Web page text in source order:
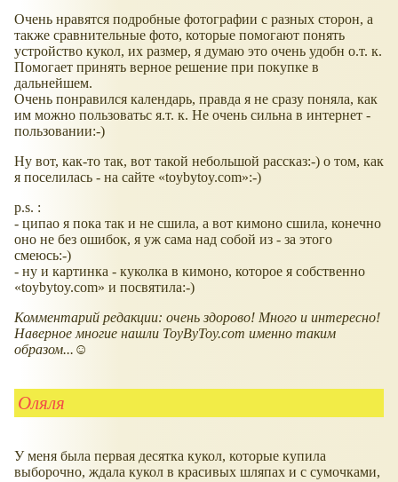
Очень нравятся подробные фотографии с разных сторон, а
также сравнительные фото, которые помогают понять
устройство кукол, их размер, я думаю это очень удобн о.т. к.
Помогает принять верное решение при покупке в
дальнейшем.
Очень понравился календарь, правда я не сразу поняла, как
им можно пользоватьс я.т. к. Не очень сильна в интернет -
пользовании:-)
Ну вот, как-то так, вот такой небольшой рассказ:-) о том, как
я поселилась - на сайте
toybytoy.com :-)
p.s. :
- ципао я пока так и не сшила, а вот кимоно сшила, конечно
оно не без ошибок, я уж сама над собой из - за этого
смеюсь:-)
- ну и картинка - куколка в кимоно, которое я собственно
toybytoy.com
и посвятила:-)
Комментарий редакции: очень здорово! Много и интересно!
Наверное многие нашли ToyByToy.com именно таким
образом...☺
Оляля
У меня была первая десятка кукол, которые купила
выборочно, ждала кукол в красивых шляпах и с сумочками,